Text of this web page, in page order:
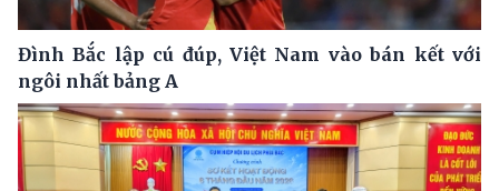
Đình Bắc lập cú đúp, Việt Nam vào bán kết với
ngôi nhất bảng A